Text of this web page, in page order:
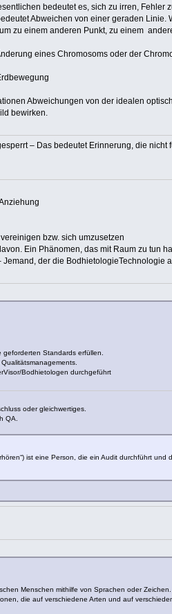
bedeutet es, sich zu irren,
Abweichen von einer geraden
zu einem anderen Punkt, zu einem
eines Chromosoms oder der
Abweichungen von der idealen
bewirken.
– Das bedeutet Erinnerung, die
bzw. sich umzusetzen
Ein Phänomen, das mit Raum zu tun
der die
Standards erfüllen.
Bodhietologen durchgeführt
oder gleichwertiges.
QA.
ist eine Person, die ein Audit durchführt
Menschen mithilfe von Sprachen oder
die auf verschiedene Arten und auf